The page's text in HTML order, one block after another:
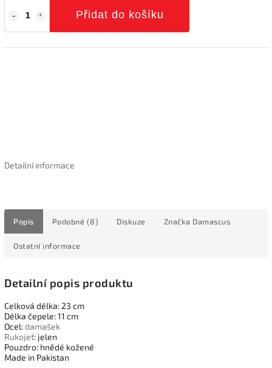
Přidat do košíku
Detailní informace
Popis Podobné (8) Diskuze Značka Damascus
Ostatní informace
Detailní popis produktu
Celková délka: 23 cm
Délka čepele: 11 cm
Ocel:damašek
Rukojeť: jelen
Pouzdro: hnědé kožené
Made in Pakistan